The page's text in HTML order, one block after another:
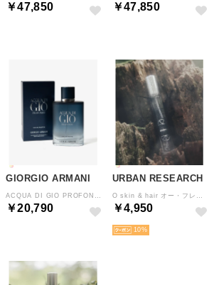
￥47,850 ￥47,850
GIORGIO ARMANI
￥20,790
URBAN RESEARCH
￥4,950
10